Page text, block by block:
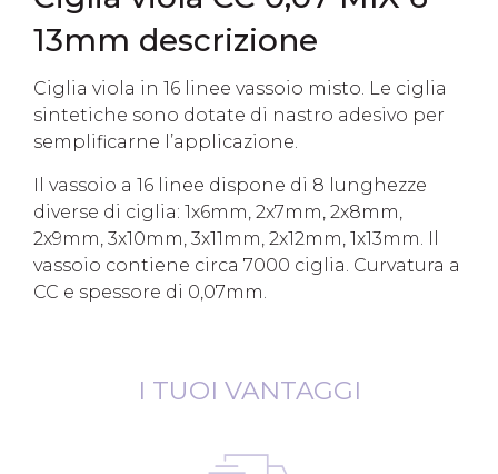
13mm descrizione
Ciglia viola in 16 linee vassoio misto. Le ciglia
sintetiche sono dotate di nastro adesivo per
semplificarne l’applicazione.
Il vassoio a 16 linee dispone di 8 lunghezze
diverse di ciglia: 1x6mm, 2x7mm, 2x8mm,
2x9mm, 3x10mm, 3x11mm, 2x12mm, 1x13mm. Il
vassoio contiene circa 7000 ciglia. Curvatura a
CC e spessore di 0,07mm.
I TUOI VANTAGGI